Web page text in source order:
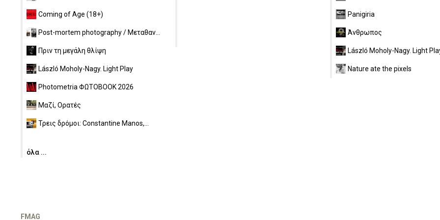
Coming of Age (18+)
Post-mortem photography / Μεταθαν...
Πριν τη μεγάλη θλίψη
László Moholy-Nagy. Light Play
Photometria ΦΩΤΟBOOK 2026
Μαζί, Ορατές
Τρεις δρόμοι: Constantine Manos,...
όλα ...
Panigiria
Άνθρωπος
László Moholy-Nagy. Light
Nature ate the pixels
FMAG